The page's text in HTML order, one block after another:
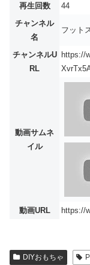
再生回数
44
チャンネル
名
フット
チャンネルU
RL
https://
動画サムネ
イル
動画URL https://
DIYおもちゃ